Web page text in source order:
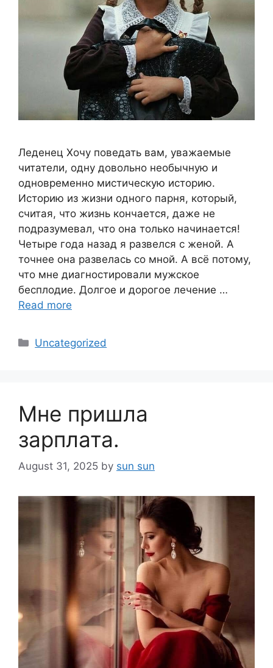
Леденец Хочу поведать вам, уважаемые
читатели, одну довольно необычную и
одновременно мистическую историю.
Историю из жизни одного парня, который,
считая, что жизнь кончается, даже не
подразумевал, что она только начинается!
Четыре года назад я развелся с женой. А
точнее она развелась со мной. А всё потому,
что мне диагностировали мужское
бесплодие. Долгое и дорогое лечение …
Read more
Categories
Uncategorized
Мне пришла
зарплата.
August 31, 2025 by sun sun